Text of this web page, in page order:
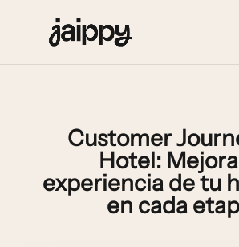
Customer
Hotel:
experiencia de tu
en cada